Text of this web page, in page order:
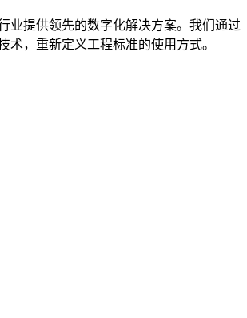
业提供领先的数字化解决方案。我们通过
术，重新定义工程标准的使用方式。